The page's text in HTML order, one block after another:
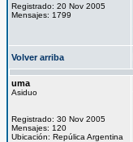
Registrado: 20 Nov 2005
Mensajes: 1799
Volver arriba
uma
Asiduo
Registrado: 30 Nov 2005
Mensajes: 120
Ubicación: Repúlica Argentina